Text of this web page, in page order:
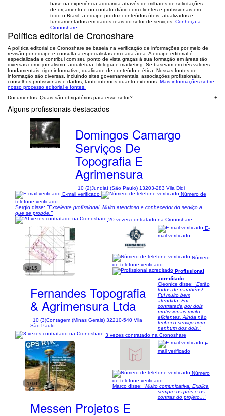
base na experiência adquirida através de milhares de solicitações
de orçamento e no contato diário com clientes e profissionais em
todo o Brasil, a equipe produz conteúdos úteis, atualizados e
fundamentados em dados reais do setor de serviços. Conheça a
Cronoshare.
Política editorial de Cronoshare
A política editorial de Cronoshare se baseia na verificação de informações por meio de
revisão por equipe e consulta a especialistas em cada área. A equipe editorial é
especializada e contribui com seu ponto de vista graças à sua formação em áreas tão
diversas como jornalismo, arquitetura, filologia e marketing. Se baseiam em três valores
fundamentais: rigor informativo, qualidade de conteúdo e ética. Nossas fontes de
informação são diversas, incluindo sites governamentais, associações profissionais,
conselhos profissionais e dados, tanto internos quanto externos. Mais informações sobre
nosso processo editorial e fontes.
Documentos. Quais são obrigatórios para esse setor?
+
Alguns profissionais destacados
Domingos Camargo
Serviços De
Topografia E
Agrimensura
10 (2)Jundiaí (São Paulo) 13203-283 Vila Didi
E-mail verificado
Número de
telefone verificado
Sergio disse: "Excelente profissional. Muito atencioso e conhecedor do serviço a
que se propõe."
20 vezes contratado na Cronoshare
1/15
Fernandes Topografia
& Agrimensura Ltda
10 (3)Contagem (Minas Gerais) 32210-540 Vila
São Paulo
E-
mail verificado
Número
de telefone verificado
Profissional
acreditado
Cleonice disse: "Estão
todos de parabéns!
Fui muito bem
atendida. Fui
contratada por dois
profissionais muito
eficientes. Ainda não
fechei o serviço com
nenhum dos dois."
3 vezes contratado na Cronoshare
1/10
Messen Projetos E
E-
mail verificado
Número
de telefone verificado
Marco disse: "Muito comunicativa. Explica
sempre os prós e os
contras do projeto..."